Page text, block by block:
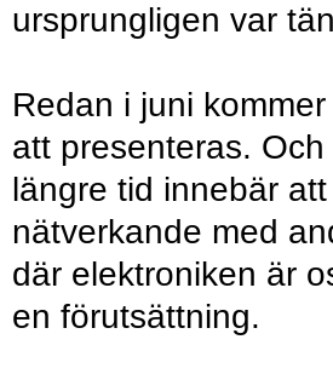
ursprungligen var
Redan i juni
att presenteras.
längre tid innebär
nätverkande med
där elektroniken är
en förutsättning.